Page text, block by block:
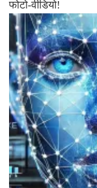
फोटो-वीडियो!